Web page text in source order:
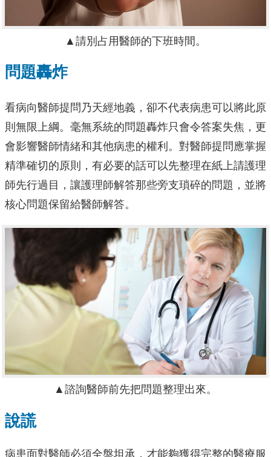
▲請別占用醫師的下班時間。
問題轟炸
看病向醫師提問乃天經地義，卻不代表病患可以將此原
則無限上綱。毫無系統的問題轟炸只會令答案失焦，更
會影響醫師情緒和其他病患的權利。對醫師提問應掌握
精準確切的原則，有必要的話可以先整理在紙上請護理
師先行過目，讓護理師解答那些旁支瑣碎的問題，並將
核心問題保留給醫師解答。
▲諮詢醫師前先把問題整理出來。
說謊
病患面對醫師必須全盤坦承，才能夠獲得完整的醫療服